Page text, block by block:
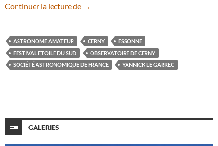
Continuer la lecture de Portrait : Yannick Le Garrec, le ciel
→
ASTRONOME AMATEUR CERNY
ESSONNE
FESTIVAL ETOILE DU SUD
OBSERVATOIRE DE CERNY
SOCIÉTÉ ASTRONOMIQUE DE FRANCE
YANNICK LE GARREC
GALERIES